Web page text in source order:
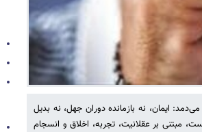
ایمان، نه بازمانده دوران جهل، نه بدیل
مبتنی بر عقلانیت، تجربه، اخلاق و انسجام